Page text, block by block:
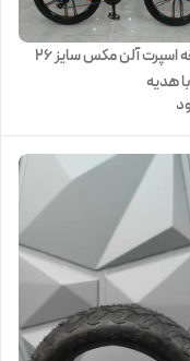
دوچرخه اسپرت آلن مکس سایز ۲۶
هدیه